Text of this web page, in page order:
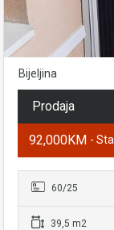
Bijeljina
Prodaja
92,000KM -
60/25
39,5 m2